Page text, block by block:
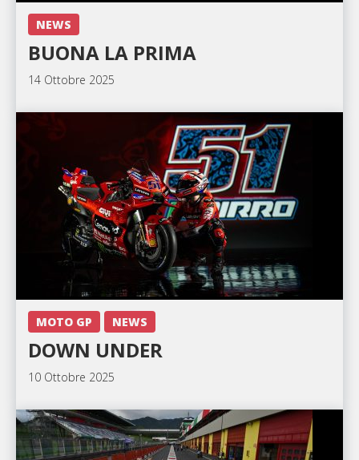
NEWS
BUONA LA PRIMA
14 Ottobre 2025
MOTO GP NEWS
DOWN UNDER
10 Ottobre 2025